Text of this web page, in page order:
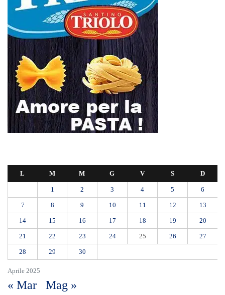
Aprile 2025
L M M G V S D
1 2 3 4 5 6
7 8 9 10 11 12 13
14 15 16 17 18 19 20
21 22 23 24 25 26 27
28 29 30
« Mar Mag »